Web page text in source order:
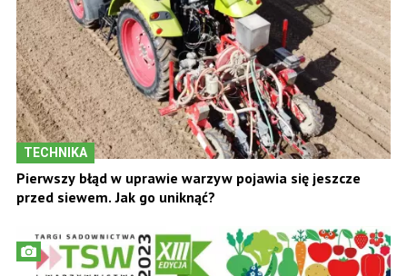
TECHNIKA
Pierwszy błąd w uprawie warzyw pojawia się jeszcze
przed siewem. Jak go uniknąć?